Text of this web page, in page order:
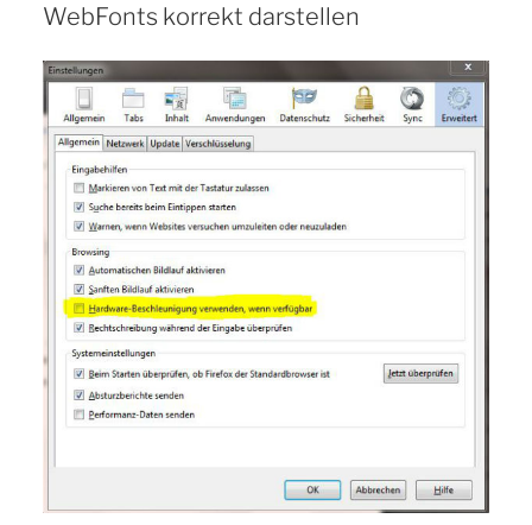
WebFonts korrekt darstellen